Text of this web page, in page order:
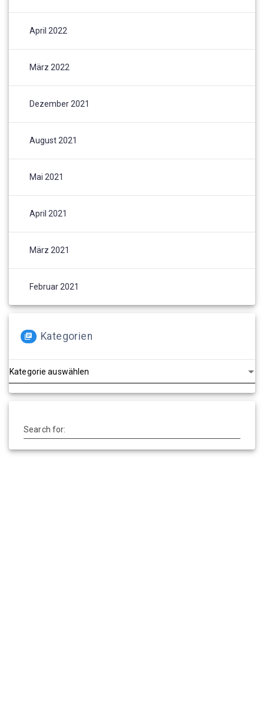
April 2022
März 2022
Dezember 2021
August 2021
Mai 2021
April 2021
März 2021
Februar 2021
Kategorien
Search for: